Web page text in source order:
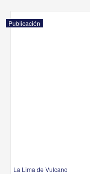
Publicación
La Lima de Vulcano